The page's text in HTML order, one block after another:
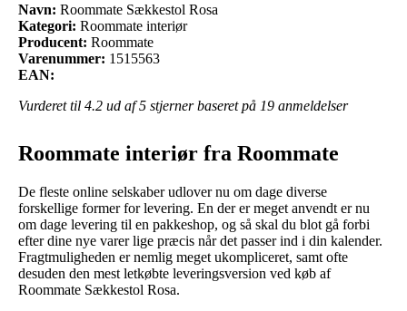
Navn: Roommate Sækkestol Rosa
Kategori: Roommate interiør
Producent: Roommate
Varenummer: 1515563
EAN:
Vurderet til 4.2 ud af 5 stjerner baseret på 19 anmeldelser
Roommate interiør fra Roommate
De fleste online selskaber udlover nu om dage diverse
forskellige former for levering. En der er meget anvendt er nu
om dage levering til en pakkeshop, og så skal du blot gå forbi
efter dine nye varer lige præcis når det passer ind i din kalender.
Fragtmuligheden er nemlig meget ukompliceret, samt ofte
desuden den mest letkøbte leveringsversion ved køb af
Roommate Sækkestol Rosa.